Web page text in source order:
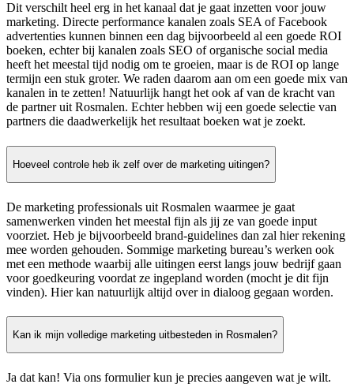
Dit verschilt heel erg in het kanaal dat je gaat inzetten voor jouw
marketing. Directe performance kanalen zoals SEA of Facebook
advertenties kunnen binnen een dag bijvoorbeeld al een goede ROI
boeken, echter bij kanalen zoals SEO of organische social media
heeft het meestal tijd nodig om te groeien, maar is de ROI op lange
termijn een stuk groter. We raden daarom aan om een goede mix van
kanalen in te zetten! Natuurlijk hangt het ook af van de kracht van
de partner uit Rosmalen. Echter hebben wij een goede selectie van
partners die daadwerkelijk het resultaat boeken wat je zoekt.
Hoeveel controle heb ik zelf over de marketing uitingen?
De marketing professionals uit Rosmalen waarmee je gaat
samenwerken vinden het meestal fijn als jij ze van goede input
voorziet. Heb je bijvoorbeeld brand-guidelines dan zal hier rekening
mee worden gehouden. Sommige marketing bureau’s werken ook
met een methode waarbij alle uitingen eerst langs jouw bedrijf gaan
voor goedkeuring voordat ze ingepland worden (mocht je dit fijn
vinden). Hier kan natuurlijk altijd over in dialoog gegaan worden.
Kan ik mijn volledige marketing uitbesteden in Rosmalen?
Ja dat kan! Via ons formulier kun je precies aangeven wat je wilt.